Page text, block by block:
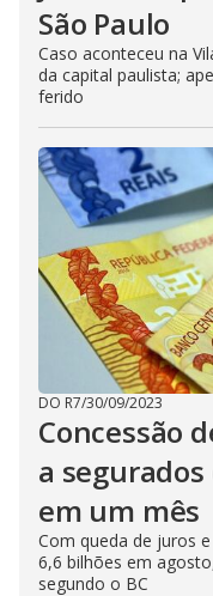
São Paulo
Caso aconteceu na
da capital paulista;
ferido
DO R7/30/09/2023
Concessão
a segurados
em um mês
Com queda de juros
6,6 bilhões em
segundo o BC